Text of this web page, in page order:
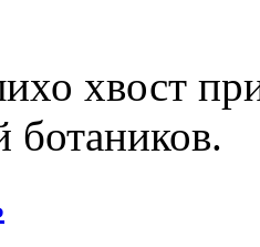
хвост
ботаников.